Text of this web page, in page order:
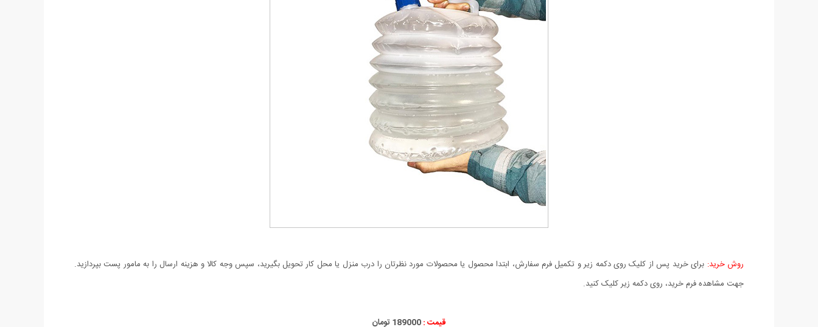
روش خرید: برای خرید پس از کلیک روی دکمه زیر و تکمیل فرم سفارش، ابتدا محصول یا محصولات مورد نظرتان را درب منزل یا محل کار تحویل بگیرید، سپس وجه کالا و هزینه ارسال را به مامور پست بپردازید.
جهت مشاهده فرم خرید، روی دکمه زیر کلیک کنید.
قیمت :189000 تومان